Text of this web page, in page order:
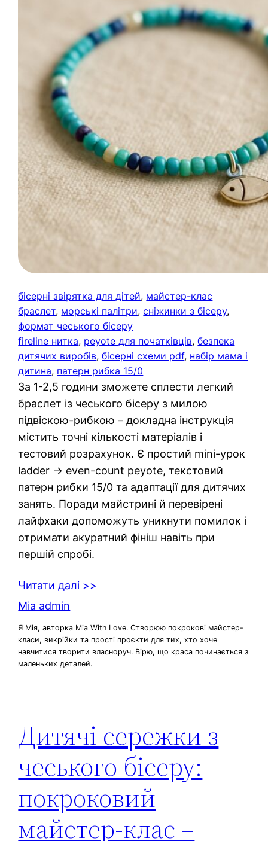
бісерні звірятка для дітей, майстер-клас
браслет, морські палітри, сніжинки з бісеру
формат чеського бісеру
fireline нитка, peyote для початківців, безпека
дитячих виробів, бісерні схеми pdf, набір мама і
дитина, патерн рибка 15/0
За 1-2,5 години зможете сплести легкий
браслет із чеського бісеру з милою
підвіскою-рибкою – докладна інструкція
містить точні кількості матеріалів і
тестовий розрахунок. Є простий mini-урок
ladder → even-count peyote, текстовий
патерн рибки 15/0 та адаптації для дитячих
занять. Поради майстрині й перевірені
лайфхаки допоможуть уникнути помилок і
отримати акуратний фініш навіть при
першій спробі.
Читати далі >>
Mia admin
Я Мія, авторка Mia With Love. Створюю покрокові майстер-
класи, викрійки та прості проєкти для тих, хто хоче
навчитися творити власноруч. Вірю, що краса починається з
маленьких деталей.
Дитячі сережки з
чеського бісеру:
покроковий
майстер-клас –